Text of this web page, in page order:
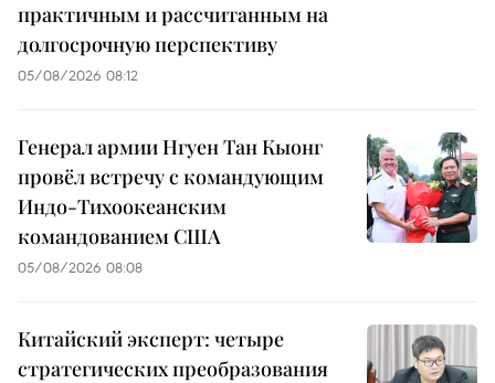
практичным и рассчитанным на
долгосрочную перспективу
05/08/2026 08:12
Генерал армии Нгуен Тан Кыонг
провёл встречу с командующим
Индо-Тихоокеанским
командованием США
05/08/2026 08:08
Китайский эксперт: четыре
стратегических преобразования